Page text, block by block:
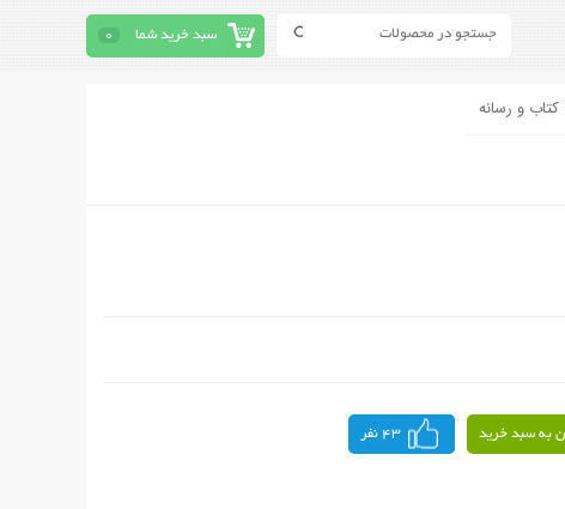
سبد خرید شما 0
کتاب و رسانه
به سبد خرید 43 نفر